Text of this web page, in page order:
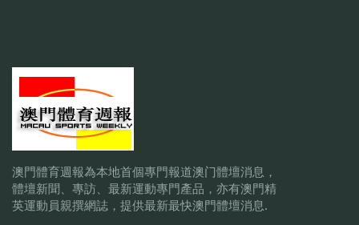
澳門體育週報為本地首個專門報道澳门體壇消息，
體壇新聞、專訪、最新運動專門產品，亦有澳門精
英運動員親撰網誌，提供最新最快澳門體壇消息.